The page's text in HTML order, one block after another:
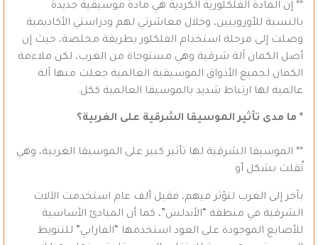
** إن المادة الفلكلورية الكردية هي مادة موسيقية جديدة
بالنسبة للأوروبيين، وخلال معاشرتي لهم ودراستي الأكاديمية
وصلت إلى مرحلة استخدام الفلكلور بطريقة مخلصة، حيث إن
أصل الكمان آلة شرقية وهي مستوحاة من الغرب، لكن ملاءمة
الكمان لجميع الأذواق الموسيقية العالمية جعلت منها آلة
عالمية لها ارتباط شديد بالموسيقا العالمية ككل.
* ما مدى تأثير الموسيقا الشرقية على الغربية؟
** الموسيقا الشرقية لها تأثير كبير على الموسيقا الغربية، وهي
نُقلت بشكل أو
بآخر إلى الغرب لتؤثر فيهم، فقبل ألف عام استخدمت الآلات
الشرقية في منطقة “الأندلس”، كما أن المبادئ الأساسية
للأصابع الموجودة على العود استخدمها “الفارابي” للتنويط